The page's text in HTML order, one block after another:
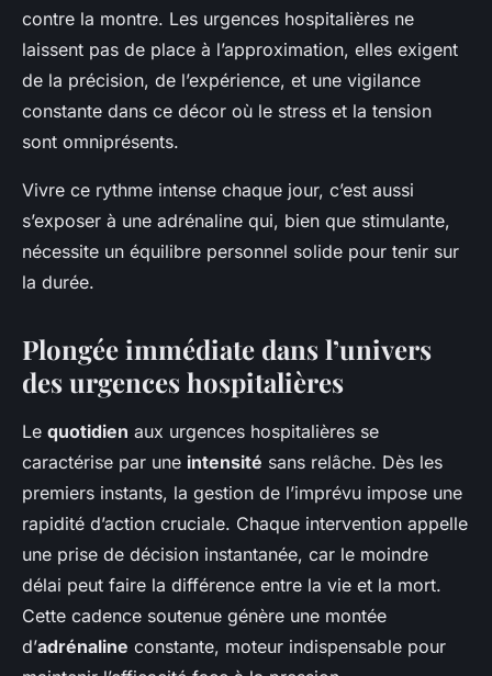
contre la montre. Les urgences hospitalières ne
laissent pas de place à l’approximation, elles exigent
de la précision, de l’expérience, et une vigilance
constante dans ce décor où le stress et la tension
sont omniprésents.
Vivre ce rythme intense chaque jour, c’est aussi
s’exposer à une adrénaline qui, bien que stimulante,
nécessite un équilibre personnel solide pour tenir sur
la durée.
Plongée immédiate dans l’univers
des urgences hospitalières
Le quotidien aux urgences hospitalières se
caractérise par une intensité sans relâche. Dès les
premiers instants, la gestion de l’imprévu impose une
rapidité d’action cruciale. Chaque intervention appelle
une prise de décision instantanée, car le moindre
délai peut faire la différence entre la vie et la mort.
Cette cadence soutenue génère une montée
d’adrénaline constante, moteur indispensable pour